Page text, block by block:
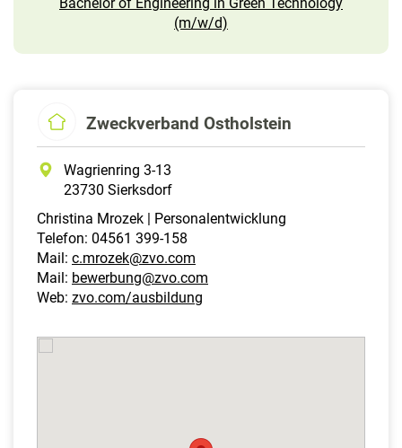
(m/w/d)
Zweckverband Ostholstein
Wagrienring 3-13
23730 Sierksdorf
Christina Mrozek | Personalentwicklung
Telefon: 04561 399-158
Mail: c.mrozek@zvo.com
Mail: bewerbung@zvo.com
Web: zvo.com/ausbildung